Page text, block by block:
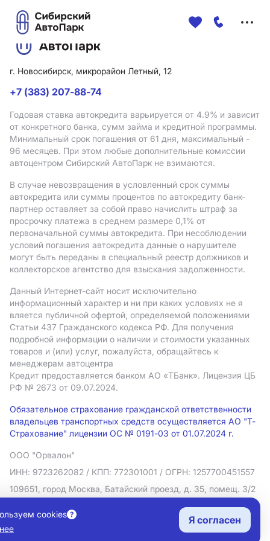
г. Новосибирск, микрорайон Летный, 12
+7 (383) 207-88-74
Годовая ставка автокредита варьируется от 4.9% и зависит
от конкретного банка, сумм займа и кредитной программы.
Минимальный срок погашения от 61 дня, максимальный -
96 месяцев. При этом любые дополнительные комиссии
автоцентром Сибирский АвтоПарк не взимаются.
В случае невозвращения в условленный срок суммы
автокредита или суммы процентов по автокредиту банк-
партнер оставляет за собой право начислить штраф за
просрочку платежа в среднем размере 0,1% от
первоначальной суммы автокредита. При несоблюдении
условий погашения автокредита данные о нарушителе
могут быть переданы в специальный реестр должников и
коллекторское агентство для взыскания задолженности.
Данный Интернет-сайт носит исключительно
информационный характер и ни при каких условиях не я
вляется публичной офертой, определяемой положениями
Статьи 437 Гражданского кодекса РФ. Для получения
подробной информации о наличии и стоимости указанных
товаров и (или) услуг, пожалуйста, обращайтесь к
менеджерам автоцентра
Кредит предоставляется банком АO «ТБанк». Лицензия ЦБ
РФ № 2673 от 09.07.2024.
Обязательное страхование гражданской ответственности
владельцев транспортных средств осуществляется АО "Т-
Страхование" лицензии ОС № 0191-03 от 01.07.2024 г.
ООО "Орвалон"
ИНН: 9723262082 / КПП: 772301001 / ОГРН: 1257700451557
109651, город Москва, Батайский проезд, д. 35, помещ. 3/2
Политика в отношении обработки персональных данных
Согласие на рекламную рассылку
Правовая информация
cookies
Я согласен